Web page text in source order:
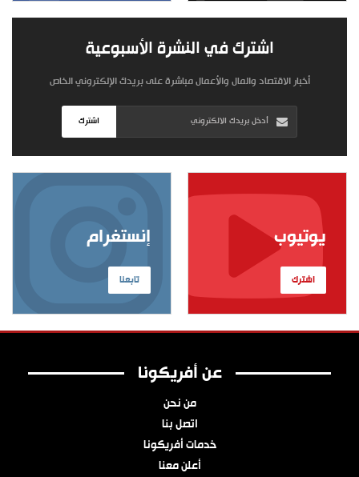
اشترك في النشرة الأسبوعية
أخبار الاقتصاد والمال والأعمال مباشرة على بريدك الإلكتروني الخاص
اشترك
إنستغرام
تابعنا
يوتيوب
اشترك
عن أفريكونا
من نحن
اتصل بنا
خدمات أفريكونا
أعلن معنا